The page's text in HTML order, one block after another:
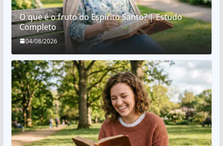
O que é o fruto do Espírito Santo? | Estudo
Completo
04/08/2026